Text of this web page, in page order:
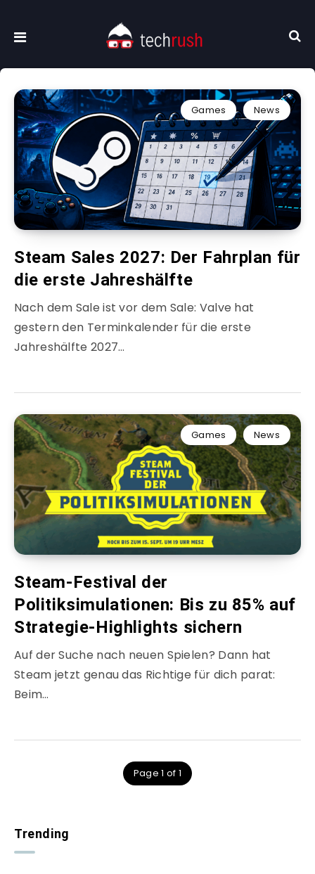
Games News
Steam Sales 2027: Der Fahrplan für
die erste Jahreshälfte
Nach dem Sale ist vor dem Sale: Valve hat
gestern den Terminkalender für die erste
Jahreshälfte 2027…
Games News
Steam-Festival der
Politiksimulationen: Bis zu 85% auf
Strategie-Highlights sichern
Auf der Suche nach neuen Spielen? Dann hat
Steam jetzt genau das Richtige für dich parat:
Beim…
Page 1 of 1
Trending